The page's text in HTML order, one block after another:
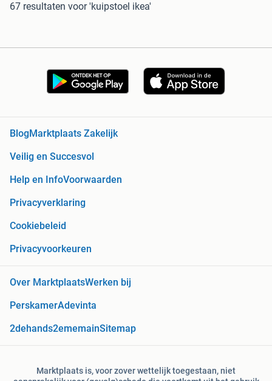
67 resultaten voor 'kuipstoel ikea'
Blog Marktplaats Zakelijk
Veilig en Succesvol
Help en InfoVoorwaarden
Privacyverklaring
Cookiebeleid
Privacyvoorkeuren
Over MarktplaatsWerken bij
PerskamerAdevinta
2dehands2ememainSitemap
Marktplaats is, voor zover wettelijk toegestaan, niet